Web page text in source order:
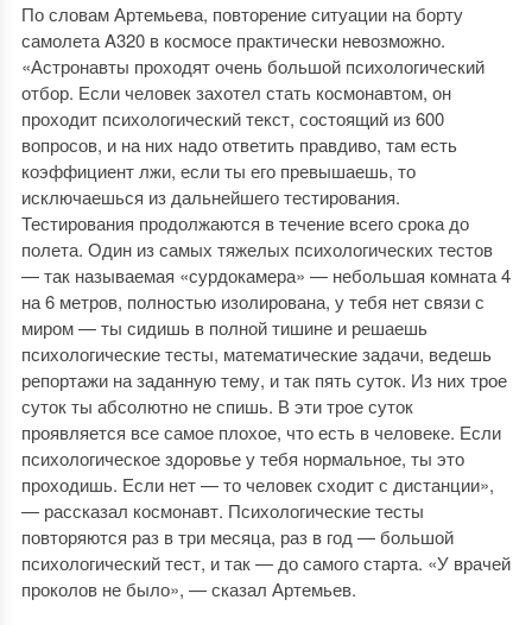
По словам Артемьева, повторение ситуации на борту
самолета A320 в космосе практически невозможно.
«Астронавты проходят очень большой психологический
отбор. Если человек захотел стать космонавтом, он
проходит психологический текст, состоящий из 600
вопросов, и на них надо ответить правдиво, там есть
коэффициент лжи, если ты его превышаешь, то
исключаешься из дальнейшего тестирования.
Тестирования продолжаются в течение всего срока до
полета. Один из самых тяжелых психологических тестов
— так называемая «сурдокамера» — небольшая комната 4
на 6 метров, полностью изолирована, у тебя нет связи с
миром — ты сидишь в полной тишине и решаешь
психологические тесты, математические задачи, ведешь
репортажи на заданную тему, и так пять суток. Из них трое
суток ты абсолютно не спишь. В эти трое суток
проявляется все самое плохое, что есть в человеке. Если
психологическое здоровье у тебя нормальное, ты это
проходишь. Если нет — то человек сходит с дистанции»,
— рассказал космонавт. Психологические тесты
повторяются раз в три месяца, раз в год — большой
психологический тест, и так — до самого старта. «У врачей
проколов не было», — сказал Артемьев.